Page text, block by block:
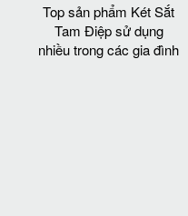
Top sản phẩm Két Sắt
Tam Điệp sử dụng
nhiều trong các gia đình